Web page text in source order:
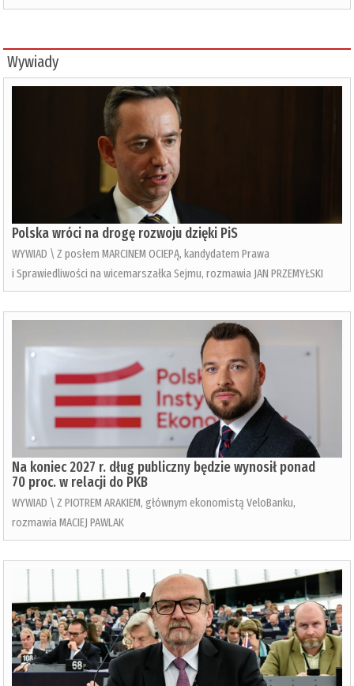
Wywiady
Polska wróci na drogę rozwoju dzięki PiS
WYWIAD \ Z posłem MARCINEM OCIEPĄ, kandydatem Prawa
i Sprawiedliwości na wicemarszałka Sejmu, rozmawia JAN PRZEMYŁSKI
Na koniec 2027 r. dług publiczny będzie wynosił ponad
70 proc. w relacji do PKB
WYWIAD \ Z PIOTREM ARAKIEM, głównym ekonomistą VeloBanku,
rozmawia MACIEJ PAWLAK